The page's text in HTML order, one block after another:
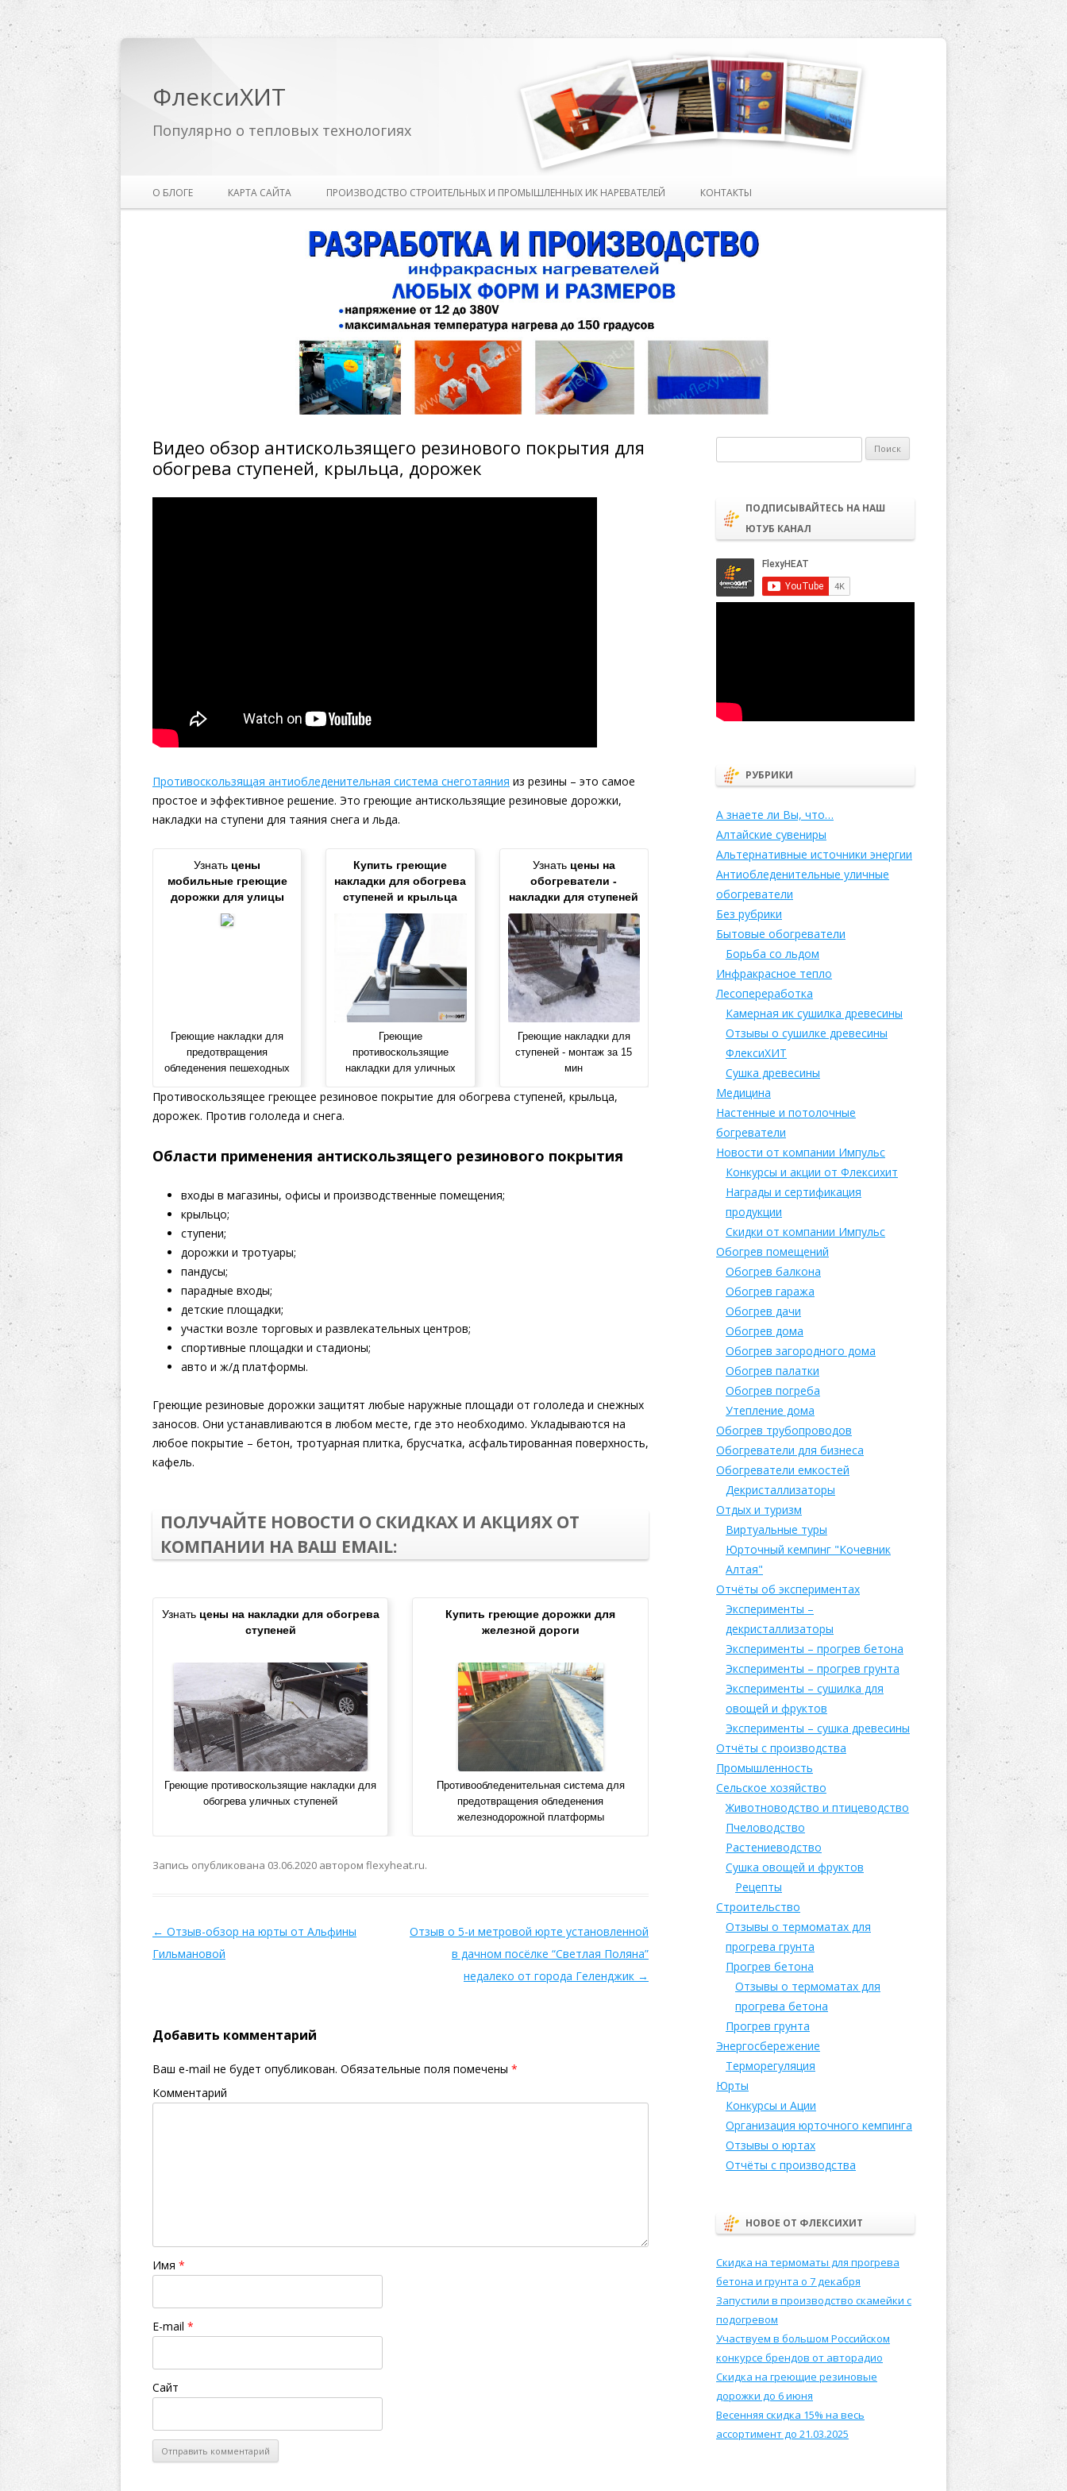
ФлексиХИТ
Популярно о тепловых технологиях
О БЛОГЕ КАРТА САЙТА ПРОИЗВОДСТВО СТРОИТЕЛЬНЫХ И ПРОМЫШЛЕННЫХ ИК НАРЕВАТЕЛЕЙ КОНТАКТЫ
Видео обзор антискользящего резинового покрытия для
обогрева ступеней, крыльца, дорожек
Противоскользящая антиобледенительная система снеготаяния из резины – это самое
простое и эффективное решение. Это греющие антискользящие резиновые дорожки,
накладки на ступени для таяния снега и льда.
Узнать цены
мобильные греющие
дорожки для улицы
Греющие накладки для
предотвращения
обледенения пешеходных
Купить греющие
накладки для обогрева
ступеней и крыльца
Греющие
противоскользящие
накладки для уличных
Узнать цены на
обогреватели -
накладки для ступеней
Греющие накладки для
ступеней - монтаж за 15
мин
Противоскользящее греющее резиновое покрытие для обогрева ступеней, крыльца,
дорожек. Против гололеда и снега.
Области применения антискользящего резинового покрытия
входы в магазины, офисы и производственные помещения;
крыльцо;
ступени;
дорожки и тротуары;
пандусы;
парадные входы;
детские площадки;
участки возле торговых и развлекательных центров;
спортивные площадки и стадионы;
авто и ж/д платформы.
Греющие резиновые дорожки защитят любые наружные площади от гололеда и снежных
заносов. Они устанавливаются в любом месте, где это необходимо. Укладываются на
любое покрытие – бетон, тротуарная плитка, брусчатка, асфальтированная поверхность,
кафель.
ПОЛУЧАЙТЕ НОВОСТИ О СКИДКАХ И АКЦИЯХ ОТ
КОМПАНИИ НА ВАШ EMAIL:
Узнать цены на накладки для обогрева
ступеней
Греющие противоскользящие накладки для
обогрева уличных ступеней
Купить греющие дорожки для
железной дороги
Противообледенительная система для
предотвращения обледенения
железнодорожной платформы
Запись опубликована 03.06.2020 автором flexyheat.ru.
← Отзыв-обзор на юрты от Альфины
Гильмановой
Отзыв о 5-и метровой юрте установленной
в дачном посёлке “Светлая Поляна”
недалеко от города Геленджик →
Добавить комментарий
Ваш e-mail не будет опубликован. Обязательные поля помечены *
Комментарий
Имя *
E-mail *
Сайт
ПОДПИСЫВАЙТЕСЬ НА НАШ
ЮТУБ КАНАЛ
РУБРИКИ
А знаете ли Вы, что…
Алтайские сувениры
Альтернативные источники энергии
Антиобледенительные уличные
обогреватели
Без рубрики
Бытовые обогреватели
Борьба со льдом
Инфракрасное тепло
Лесопереработка
Камерная ик сушилка древесины
Отзывы о сушилке древесины
ФлексиХИТ
Сушка древесины
Медицина
Настенные и потолочные
богреватели
Новости от компании Импульс
Конкурсы и акции от Флексихит
Награды и сертификация
продукции
Скидки от компании Импульс
Обогрев помещений
Обогрев балкона
Обогрев гаража
Обогрев дачи
Обогрев дома
Обогрев загородного дома
Обогрев палатки
Обогрев погреба
Утепление дома
Обогрев трубопроводов
Обогреватели для бизнеса
Обогреватели емкостей
Декристаллизаторы
Отдых и туризм
Виртуальные туры
Юрточный кемпинг "Кочевник
Алтая"
Отчёты об экспериментах
Эксперименты –
декристаллизаторы
Эксперименты – прогрев бетона
Эксперименты – прогрев грунта
Эксперименты – сушилка для
овощей и фруктов
Эксперименты – сушка древесины
Отчёты с производства
Промышленность
Сельское хозяйство
Животноводство и птицеводство
Пчеловодство
Растениеводство
Сушка овощей и фруктов
Рецепты
Строительство
Отзывы о термоматах для
прогрева грунта
Прогрев бетона
Отзывы о термоматах для
прогрева бетона
Прогрев грунта
Энергосбережение
Терморегуляция
Юрты
Конкурсы и Ации
Организация юрточного кемпинга
Отзывы о юртах
Отчёты с производства
НОВОЕ ОТ ФЛЕКСИХИТ
Скидка на термоматы для прогрева
бетона и грунта о 7 декабря
Запустили в производство скамейки с
подогревом
Участвуем в большом Российском
конкурсе брендов от авторадио
Скидка на греющие резиновые
дорожки до 6 июня
Весенняя скидка 15% на весь
ассортимент до 21.03.2025